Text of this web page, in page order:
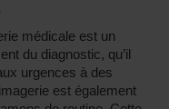
médicale est un
du diagnostic, qu’il
urgences à des
est également